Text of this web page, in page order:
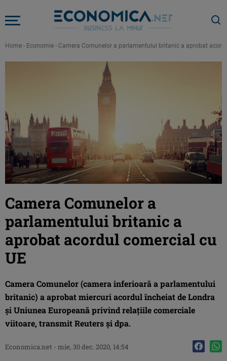
Home - Economie - Camera Comunelor a parlamentului britanic a aprobat
Camera Comunelor a
parlamentului britanic a
aprobat acordul comercial cu
UE
Camera Comunelor (camera inferioară a parlamentului
britanic) a aprobat miercuri acordul încheiat de Londra
şi Uniunea Europeană privind relaţiile comerciale
viitoare, transmit Reuters şi dpa.
Economica.net - mie, 30 dec. 2020, 14:54